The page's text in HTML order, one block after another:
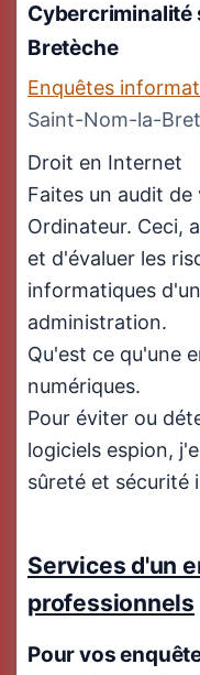
Cybercriminalité
Bretèche
Enquêtes
Saint-Nom-la-
Droit en Internet
Faites un audit
Ordinateur. Ceci,
et d'évaluer les
informatiques
administration.
Qu'est ce qu'une
numériques.
Pour éviter ou
logiciels espion,
sûreté et sécurité
Services d'un
professionnels
Pour vos